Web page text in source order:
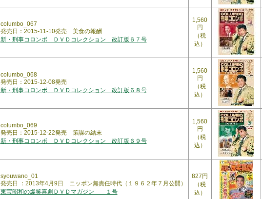
columbo_067
発売日：2015-11-10発売 美食の報酬
新・刑事コロンボ ＤＶＤコレクション 改訂版６７号
1,560
円
（税
込）
columbo_068
発売日：2015-12-08発売
新・刑事コロンボ ＤＶＤコレクション 改訂版６８号
1,560
円
（税
込）
columbo_069
発売日：2015-12-22発売 策謀の結末
新・刑事コロンボ ＤＶＤコレクション 改訂版６９号
1,560
円
（税
込）
syouwano_01
発売日 ：2013年4月9日 ニッポン無責任時代（１９６２年７月公開）
東宝昭和の爆笑喜劇ＤＶＤマガジン １号
827円
（税
込）